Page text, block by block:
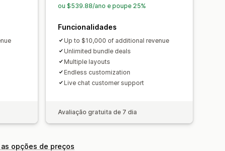
volume
prioritário
ou $539.88/ano e poupe 25%
Funcionalidades
Up to $10,000 of additional revenue
Unlimited bundle deals
Multiple layouts
Endless customization
Live chat customer support
Avaliação gratuita de 7 dia
opções de preços